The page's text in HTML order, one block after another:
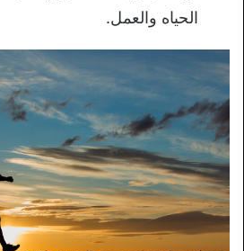
الحياه والعمل.